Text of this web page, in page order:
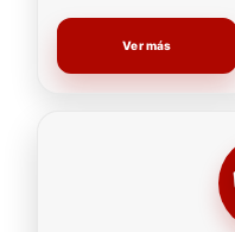
Ver más